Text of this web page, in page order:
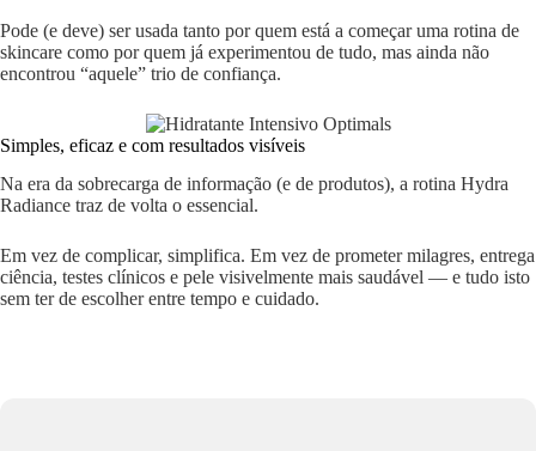
Pode (e deve) ser usada tanto por quem está a começar uma rotina de
skincare como por quem já experimentou de tudo, mas ainda não
encontrou “aquele” trio de confiança.
Simples, eficaz e com resultados visíveis
Na era da sobrecarga de informação (e de produtos), a rotina Hydra
Radiance traz de volta o essencial.
Em vez de complicar, simplifica. Em vez de prometer milagres, entrega
ciência, testes clínicos e pele visivelmente mais saudável — e tudo isto
sem ter de escolher entre tempo e cuidado.